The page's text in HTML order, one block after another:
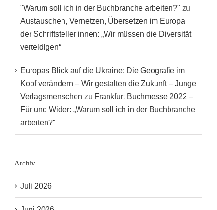
"Warum soll ich in der Buchbranche arbeiten?" zu
Austauschen, Vernetzen, Übersetzen im Europa
der Schriftsteller:innen: „Wir müssen die Diversität
verteidigen“
Europas Blick auf die Ukraine: Die Geografie im
Kopf verändern – Wir gestalten die Zukunft – Junge
Verlagsmenschen zu Frankfurt Buchmesse 2022 –
Für und Wider: „Warum soll ich in der Buchbranche
arbeiten?“
Archiv
Juli 2026